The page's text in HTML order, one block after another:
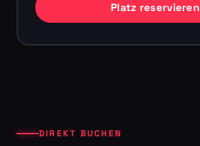
Platz reservieren
DIREKT BUCHEN